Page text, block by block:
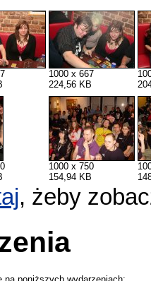
1000 x 667
224,56 KB
1000 x 750
154,94 KB
, żeby